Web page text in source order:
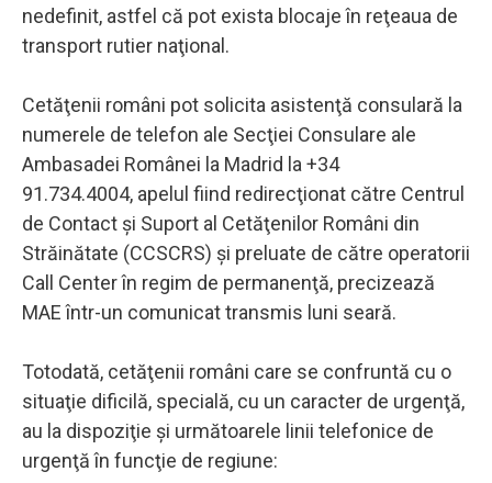
nedefinit, astfel că pot exista blocaje în reţeaua de
transport rutier naţional.
Cetăţenii români pot solicita asistenţă consulară la
numerele de telefon ale Secţiei Consulare ale
Ambasadei Românei la Madrid la +34
91.734.4004, apelul fiind redirecţionat către Centrul
de Contact şi Suport al Cetăţenilor Români din
Străinătate (CCSCRS) şi preluate de către operatorii
Call Center în regim de permanenţă, precizează
MAE într-un comunicat transmis luni seară.
Totodată, cetăţenii români care se confruntă cu o
situaţie dificilă, specială, cu un caracter de urgenţă,
au la dispoziţie şi următoarele linii telefonice de
urgenţă în funcţie de regiune: